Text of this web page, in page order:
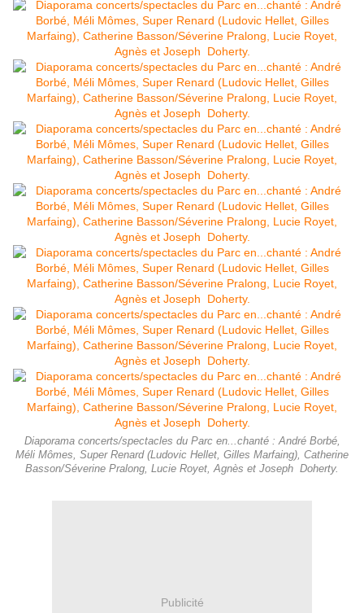
Diaporama concerts/spectacles du Parc en...chanté : André Borbé,
Méli Mômes, Super Renard (Ludovic Hellet, Gilles Marfaing), Catherine
Basson/Séverine Pralong, Lucie Royet, Agnès et Joseph Doherty.
Publicité